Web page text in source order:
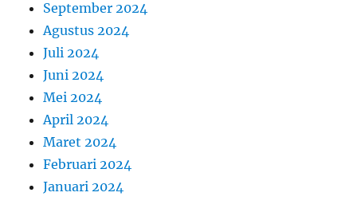
September 2024
Agustus 2024
Juli 2024
Juni 2024
Mei 2024
April 2024
Maret 2024
Februari 2024
Januari 2024